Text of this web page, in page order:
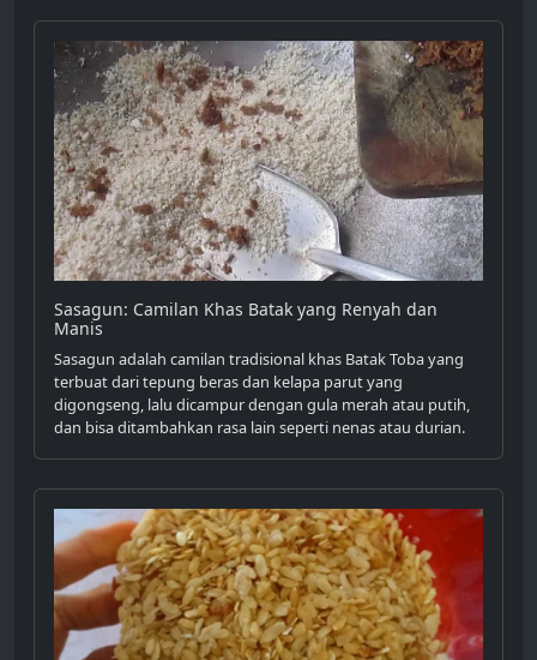
Sasagun: Camilan Khas Batak yang Renyah dan
Manis
Sasagun adalah camilan tradisional khas Batak Toba yang
terbuat dari tepung beras dan kelapa parut yang
digongseng, lalu dicampur dengan gula merah atau putih,
dan bisa ditambahkan rasa lain seperti nenas atau durian.